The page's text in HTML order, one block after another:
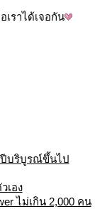
เราได้เจอกัน
ปีบริบูรณ์ขึ้นไป
เอง
ไม่เกิน 2,000 คน